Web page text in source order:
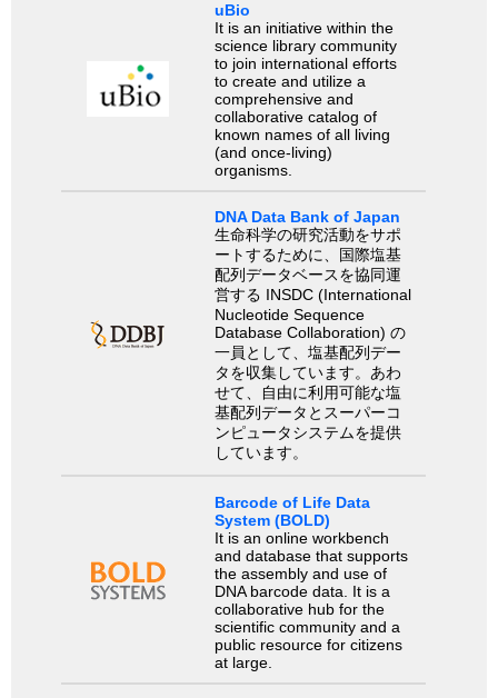
uBio
It is an initiative within the
science library community
to join international efforts
to create and utilize a
comprehensive and
collaborative catalog of
known names of all living
(and once-living)
organisms.
DNA Data Bank of Japan
生命科学の研究活動をサポ
ートするために、国際塩基
配列データベースを協同運
営する INSDC (International
Nucleotide Sequence
Database Collaboration) の
一員として、塩基配列デー
タを収集しています。あわ
せて、自由に利用可能な塩
基配列データとスーパーコ
ンピュータシステムを提供
しています。
Barcode of Life Data
System (BOLD)
It is an online workbench
and database that supports
the assembly and use of
DNA barcode data. It is a
collaborative hub for the
scientific community and a
public resource for citizens
at large.